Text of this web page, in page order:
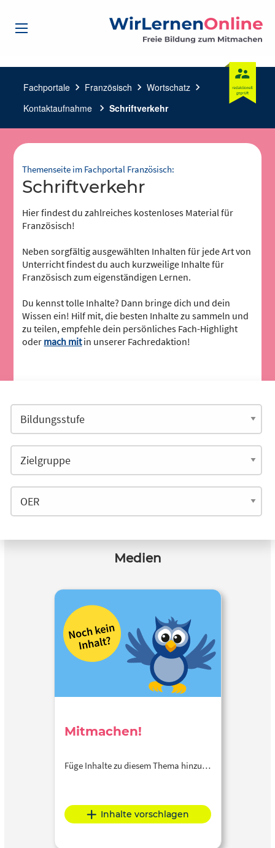
Fachportale chevron_right Französisch chevron_right Wortschatz chevron_right
Kontaktaufnahme
chevron_right Schriftverkehr
Themenseite im Fachportal Französisch:
Schriftverkehr
Hier findest du zahlreiches kostenloses Material für
Französisch!
Neben sorgfältig ausgewählten Inhalten für jede Art von
Unterricht findest du auch kurzweilige Inhalte für
Französisch zum eigenständigen Lernen.
Du kennst tolle Inhalte? Dann bringe dich und dein
Wissen ein! Hilf mit, die besten Inhalte zu sammeln und
zu teilen, empfehle dein persönliches Fach-Highlight
oder mach mitin unserer Fachredaktion!
Medien
Mitmachen!
Füge Inhalte zu diesem Thema hinzu…
Inhalte vorschlagen